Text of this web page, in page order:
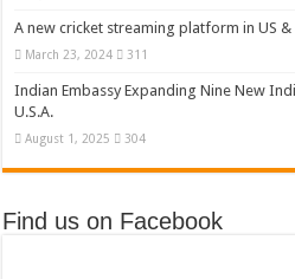
A new cricket streaming platform in US &
March 23, 2024 311
Indian Embassy Expanding Nine New
U.S.A.
August 1, 2025 304
Find us on Facebook